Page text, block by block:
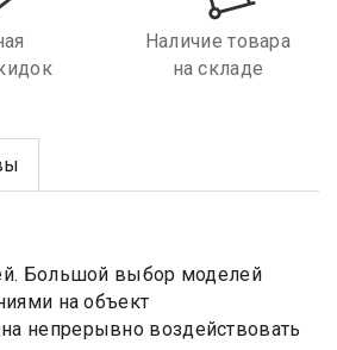
Наличие товара
на складе
Большой выбор моделей
на объект
непрерывно воздействовать